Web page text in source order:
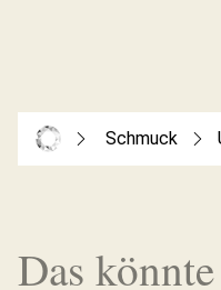
Schmuck
Das